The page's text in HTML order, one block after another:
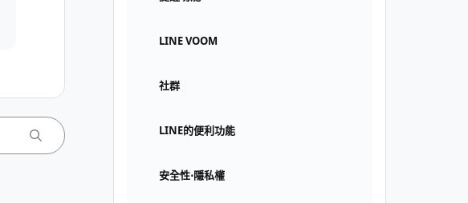
LINE VOOM
社群
LINE的便利功能
安全性⋅隱私權